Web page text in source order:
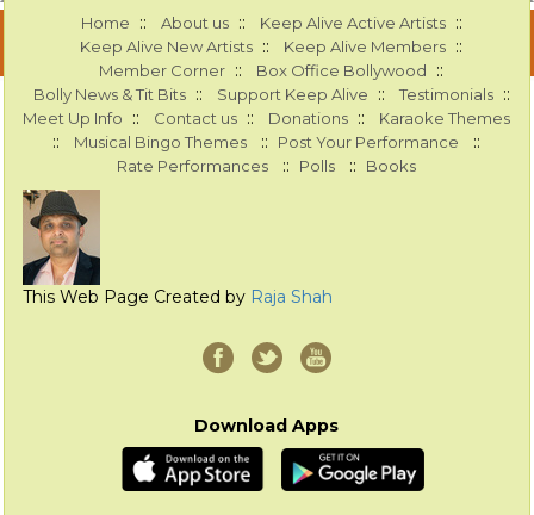
Home :: About us :: Keep Alive Active Artists ::
Keep Alive New Artists :: Keep Alive Members ::
Member Corner :: Box Office Bollywood ::
Bolly News & Tit Bits :: Support Keep Alive :: Testimonials ::
Meet Up Info :: Contact us :: Donations :: Karaoke Themes
:: Musical Bingo Themes :: Post Your Performance ::
Rate Performances :: Polls :: Books
This Web Page Created by Raja Shah
Download Apps